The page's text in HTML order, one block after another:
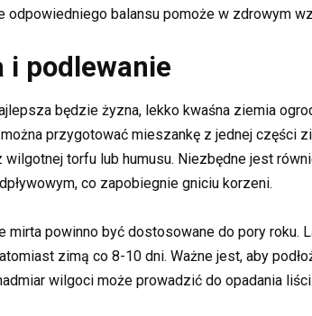
odpowiedniego balansu pomoże w zdrowym
i podlewanie
będzie żyzna, lekko kwaśna ziemia
przygotować mieszankę z jednej części
wilgotnej torfu lub humusu. Niezbędne jest
co zapobiegnie gniciu korzeni.
mirta powinno być dostosowane do pory roku.
zimą co 8-10 dni. Ważne jest, aby
wilgoci może prowadzić do opadania liści.